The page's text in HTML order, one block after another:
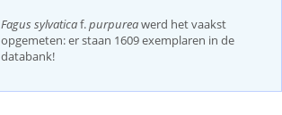
Fagus sylvaticaf.purpureawerd het vaakst
opgemeten: er staan 1609 exemplaren in de
databank!